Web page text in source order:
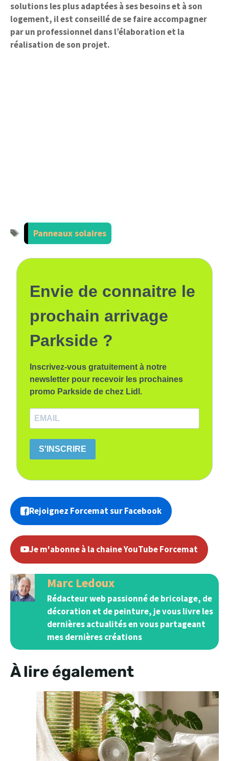
solutions les plus adaptées à ses besoins et à son
logement, il est conseillé de se faire accompagner
par un professionnel dans l’élaboration et la
réalisation de son projet.
Étiquettes
Panneaux solaires
Envie de connaitre le
prochain arrivage
Parkside ?
Inscrivez-vous gratuitement à notre
newsletter pour recevoir les prochaines
promo Parkside de chez Lidl.
S'INSCRIRE
Rejoignez Forcemat sur Facebook
Je m'abonne à la chaine YouTube Forcemat
Marc Ledoux
Rédacteur web passionné de bricolage, de
décoration et de peinture, je vous livre les
dernières actualités en vous partageant
mes dernières créations
À lire également